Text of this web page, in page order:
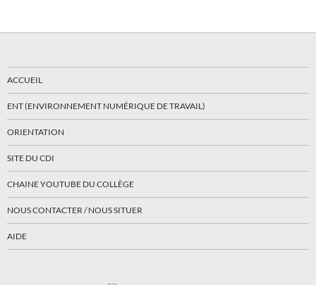
ACCUEIL
ENT (ENVIRONNEMENT NUMÉRIQUE DE TRAVAIL)
ORIENTATION
SITE DU CDI
CHAINE YOUTUBE DU COLLÈGE
NOUS CONTACTER / NOUS SITUER
AIDE